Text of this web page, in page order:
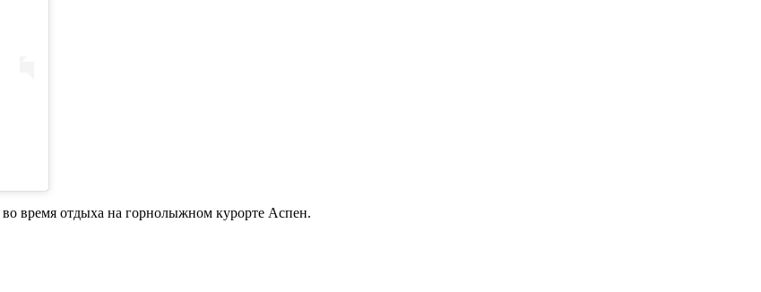
во время отдыха на горнолыжном курорте Аспен.